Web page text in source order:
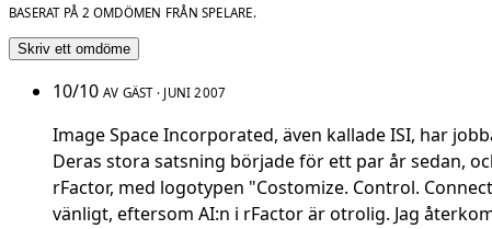
BASERAT PÅ 2 OMDÖMEN FRÅN SPELARE.
Skriv ett omdöme
10/10 AV GÄST · JUNI 2007
Image Space Incorporated, även kallade ISI, har
Deras stora satsning började för ett par år sedan,
rFactor, med logotypen "Costomize. Control.
vänligt, eftersom AI:n i rFactor är otrolig. Jag